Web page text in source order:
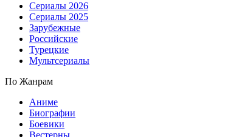
Сериалы 2026
Сериалы 2025
Зарубежные
Российские
Турецкие
Мультсериалы
По Жанрам
Аниме
Биографии
Боевики
Вестерны